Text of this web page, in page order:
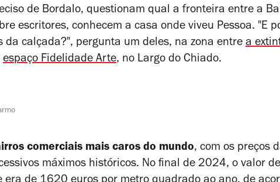
de Bordalo, questionam qual a fronteira entre a
escritores, conhecem a casa onde viveu Pessoa. "E
da calçada?", pergunta um deles, na zona entre a
espaço Fidelidade Arte, no Largo do Chiado.
comerciais mais caros do mundo, com os preços
máximos históricos. No final de 2024, o valor